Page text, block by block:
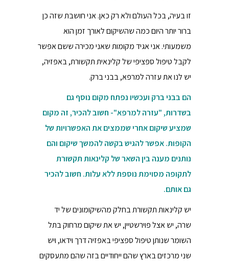
זו בעיה, בכל העולם ולא רק כאן. אני חושבת שזה כן
ברור יותר היום כמה שהשיקום לאורך זמן הוא
משמעותי. אני אגיד מקומות שאני מכירה ששם אפשר
לקבל טיפול ספציפי של קלינאית תקשורת, באפזיה,
יש לנו את עזרה למרפא, בבני ברק.
הם בבני ברק ועכשיו נפתח מקום נוסף גם
בשדרות, "עזרה למרפא"- חשוב להכיר, זה מקום
שמציע שיקום אחרי שממצים את האפשרויות של
הקופות. אפשר להגיש בקשה להמשך שיקום והם
נותנים מענה בין השאר של קלינאות תקשורת
לתקופה מסוימת נוספת ללא עלות. חשוב להכיר
גם אותם.
יש קלינאות תקשורת בחלק מהשיקומונים של יד
שרה, יש אצל פוירשטיין, יש את שיקום מרחוק בתל
השומר שנותן טיפול ספציפי באפזיה דרך וידאו, ויש
שני מרכזים בארץ שהם ייחודיים בזה שהם מתעסקים